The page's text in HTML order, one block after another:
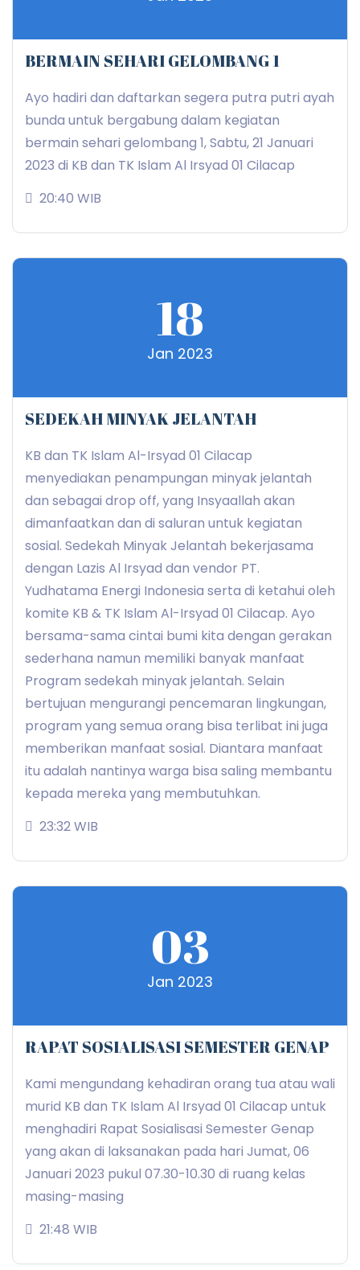
BERMAIN SEHARI GELOMBANG 1
Ayo hadiri dan daftarkan segera putra putri ayah
bunda untuk bergabung dalam kegiatan
bermain sehari gelombang 1, Sabtu, 21 Januari
2023 di KB dan TK Islam Al Irsyad 01 Cilacap
20:40 WIB
18
Jan 2023
SEDEKAH MINYAK JELANTAH
KB dan TK Islam Al-Irsyad 01 Cilacap
menyediakan penampungan minyak jelantah
dan sebagai drop off, yang Insyaallah akan
dimanfaatkan dan di saluran untuk kegiatan
sosial. Sedekah Minyak Jelantah bekerjasama
dengan Lazis Al Irsyad dan vendor PT.
Yudhatama Energi Indonesia serta di ketahui oleh
komite KB & TK Islam Al-Irsyad 01 Cilacap. Ayo
bersama-sama cintai bumi kita dengan gerakan
sederhana namun memiliki banyak manfaat
Program sedekah minyak jelantah. Selain
bertujuan mengurangi pencemaran lingkungan,
program yang semua orang bisa terlibat ini juga
memberikan manfaat sosial. Diantara manfaat
itu adalah nantinya warga bisa saling membantu
kepada mereka yang membutuhkan.
23:32 WIB
03
Jan 2023
RAPAT SOSIALISASI SEMESTER GENAP
Kami mengundang kehadiran orang tua atau wali
murid KB dan TK Islam Al Irsyad 01 Cilacap untuk
menghadiri Rapat Sosialisasi Semester Genap
yang akan di laksanakan pada hari Jumat, 06
Januari 2023 pukul 07.30-10.30 di ruang kelas
masing-masing
21:48 WIB